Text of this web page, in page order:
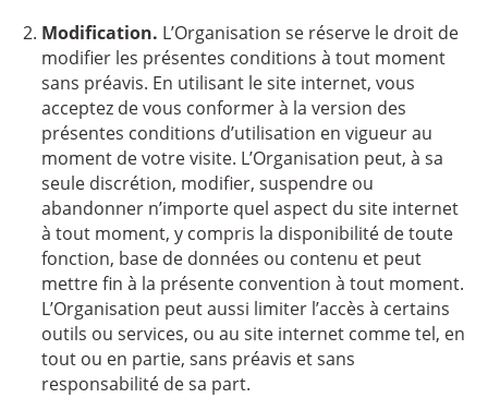
Modification. L’Organisation se réserve le droit de
modifier les présentes conditions à tout moment
sans préavis. En utilisant le site internet, vous
acceptez de vous conformer à la version des
présentes conditions d’utilisation en vigueur au
moment de votre visite. L’Organisation peut, à sa
seule discrétion, modifier, suspendre ou
abandonner n’importe quel aspect du site internet
à tout moment, y compris la disponibilité de toute
fonction, base de données ou contenu et peut
mettre fin à la présente convention à tout moment.
L’Organisation peut aussi limiter l’accès à certains
outils ou services, ou au site internet comme tel, en
tout ou en partie, sans préavis et sans
responsabilité de sa part.